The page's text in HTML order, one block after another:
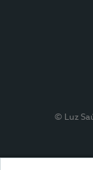
© Luz